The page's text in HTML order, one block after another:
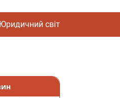
Юридичний світ